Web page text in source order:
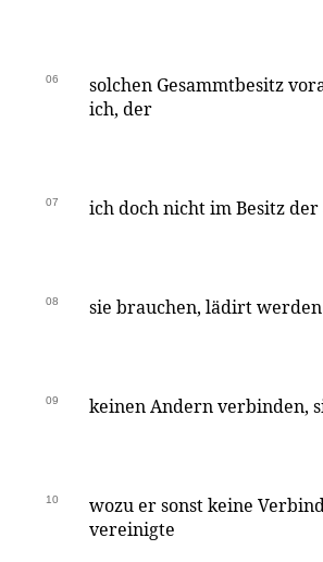
06
solchen Gesammtbesitz
ich, der
07 ich doch nicht im Besitz
08 sie brauchen, lädirt
09 keinen Andern verbinden,
10
wozu er sonst keine
vereinigte